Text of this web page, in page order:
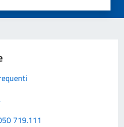
719.111